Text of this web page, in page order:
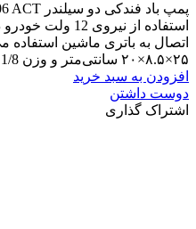
استفاده از
اتصال به باتری ماشین استفاده
۲۵×۸.۵×۲۰ سانتی‌متر و وزن 1/8 کیلوگرم به...
افزودن به سبد خرید
دوست داشتن
اشتراک گذاری